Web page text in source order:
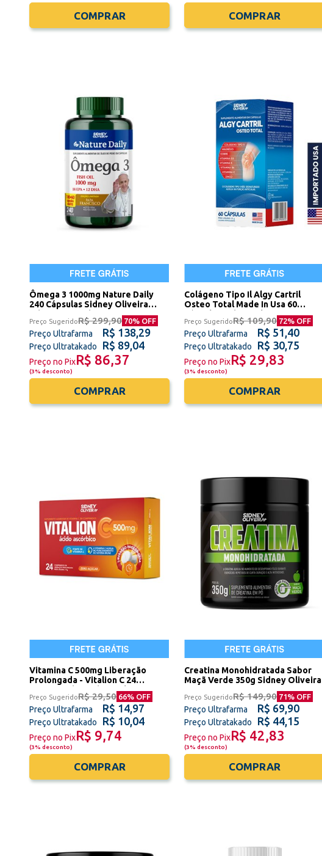
COMPRAR COMPRAR
Ômega 3 1000mg Nature Daily
240 Cápsulas Sidney Oliveira
Edição Limitada Papa Francisco
Preço SugeridoR$ 299,90 70% OFF
Preço Ultrafarma R$ 138,29
Preço Ultratakado R$ 89,04
Preço no PixR$ 86,37
(3% desconto)
COMPRAR
Colágeno Tipo Il Algy Cartril
Osteo Total Made In Usa 60
Cápsulas Sidney Oliveira
Preço SugeridoR$ 109,90 72% OFF
Preço Ultrafarma R$ 51,40
Preço Ultratakado R$ 30,75
Preço no PixR$ 29,83
(3% desconto)
COMPRAR
Vitamina C 500mg Liberação
Prolongada - Vitalion C 24
Comprimidos Sidney Oliveira
Preço SugeridoR$ 29,50 66% OFF
Preço Ultrafarma R$ 14,97
Preço Ultratakado R$ 10,04
Preço no PixR$ 9,74
(3% desconto)
COMPRAR
Creatina Monohidratada Sabor
Maçã Verde 350g Sidney Oliveira
Preço SugeridoR$ 149,90 71% OFF
Preço Ultrafarma R$ 69,90
Preço Ultratakado R$ 44,15
Preço no PixR$ 42,83
(3% desconto)
COMPRAR